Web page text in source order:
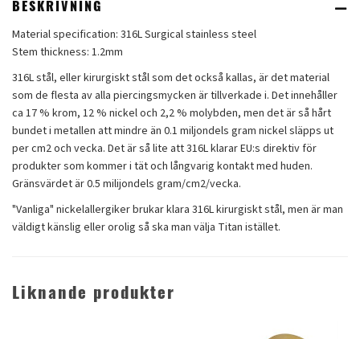
BESKRIVNING
Material specification: 316L Surgical stainless steel
Stem thickness: 1.2mm
316L stål, eller kirurgiskt stål som det också kallas, är det material
som de flesta av alla piercingsmycken är tillverkade i. Det innehåller
ca 17 % krom, 12 % nickel och 2,2 % molybden, men det är så hårt
bundet i metallen att mindre än 0.1 miljondels gram nickel släpps ut
per cm2 och vecka. Det är så lite att 316L klarar EU:s direktiv för
produkter som kommer i tät och långvarig kontakt med huden.
Gränsvärdet är 0.5 milijondels gram/cm2/vecka.
"Vanliga" nickelallergiker brukar klara 316L kirurgiskt stål, men är man
väldigt känslig eller orolig så ska man välja Titan istället.
Liknande produkter